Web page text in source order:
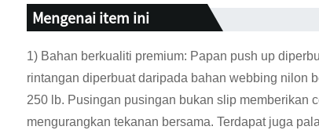
Mengenai item ini
1) Bahan berkualiti premium: Papan push up
rintangan diperbuat daripada bahan webbing nilon
250 lb. Pusingan pusingan bukan slip memberikan
mengurangkan tekanan bersama. Terdapat juga